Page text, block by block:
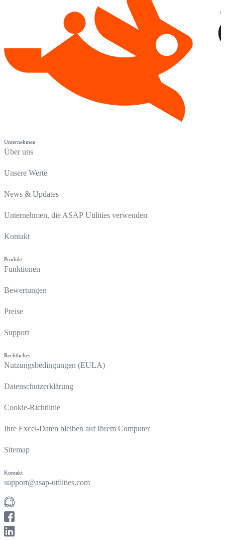
Unternehmen
Über uns
Unsere Werte
News & Updates
Unternehmen, die ASAP Utilities verwenden
Kontakt
Produkt
Funktionen
Bewertungen
Preise
Support
Rechtliches
Nutzungsbedingungen (EULA)
Datenschutzerklärung
Cookie-Richtlinie
Ihre Excel-Daten bleiben auf Ihrem Computer
Sitemap
Kontakt
support@asap-utilities.com